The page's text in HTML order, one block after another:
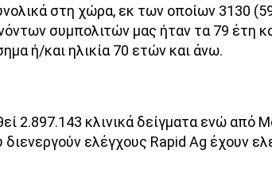
στη χώρα, εκ των οποίων 3130
συμπολιτών μας ήταν τα 79 έτη
ή/και ηλικία 70 ετών και άνω.
2.897.143 κλινικά δείγματα ενώ από
ελέγχους Rapid Ag έχουν